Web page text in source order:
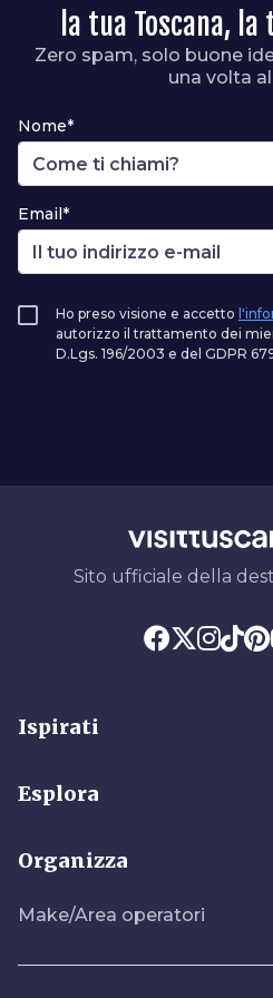
la tua Toscana,
Zero spam, solo buone
una volta
Nome*
Email*
Ho preso visione e accetto
autorizzo il trattamento dei
D.Lgs. 196/2003 e del GDPR
Sito ufficiale della
Ispirati
Esplora
Organizza
Make/Area operatori